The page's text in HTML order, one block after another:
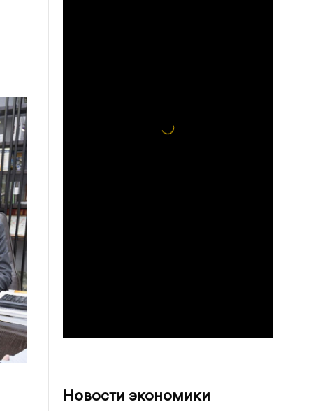
Новости экономики